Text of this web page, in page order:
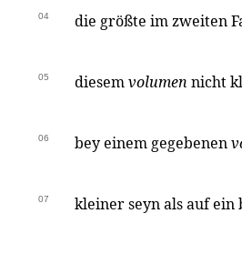
04 die größte im zweiten
05 diesemvolumen nicht
06 bey einem gegebenen
07 kleiner seyn als auf ein